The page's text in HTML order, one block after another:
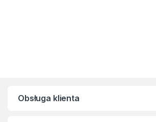
Obsługa klienta